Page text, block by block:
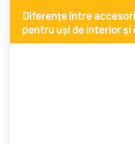
Diferențe între
pentru uși de interior